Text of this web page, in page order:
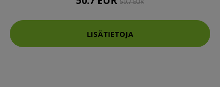
59.7 EUR
LISÄTIETOJA